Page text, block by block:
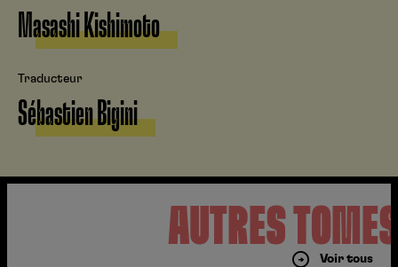
Masashi Kishimoto
Traducteur
Sébastien Bigini
AUTRES
Voir tous